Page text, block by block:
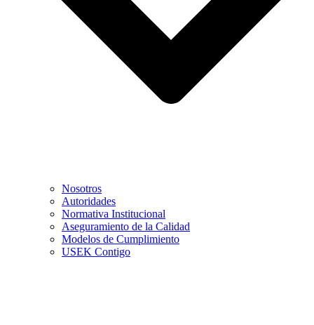
Nosotros
Autoridades
Normativa Institucional
Aseguramiento de la Calidad
Modelos de Cumplimiento
USEK Contigo